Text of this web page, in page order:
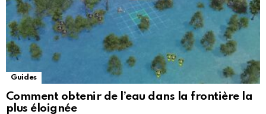
Guides
Comment obtenir de l’eau dans la frontière la
plus éloignée